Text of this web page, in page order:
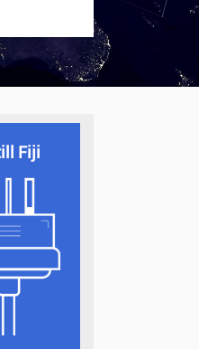
Fiji